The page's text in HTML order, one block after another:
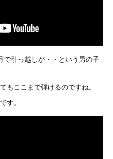
引っ越しが・・という男の子
もここまで弾けるのですね。
す。